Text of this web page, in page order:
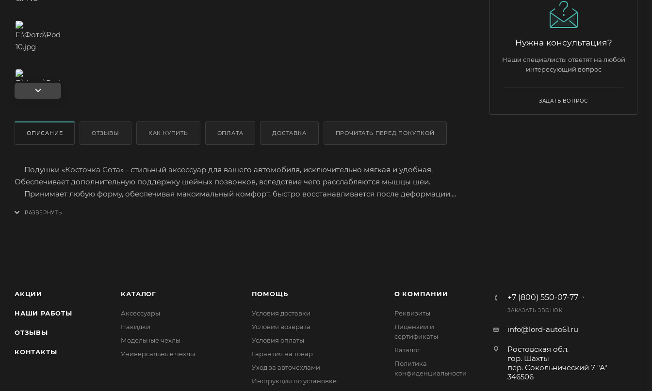
ОПИСАНИЕ ОТЗЫВЫ КАК КУПИТЬ ОПЛАТА ДОСТАВКА ПРОЧИТАТЬ ПЕРЕД ПОКУПКОЙ
Подушки «Косточка Сота» - стильный аксессуар для вашего автомобиля, исключительно мягкая и удобная.
Обеспечивает дополнительную поддержку шейных позвонков, вследствие чего расслабляются мышцы шеи.
Принимает любую форму, обеспечивая максимальный комфорт, быстро восстанавливается после деформации.
Нужна консультация?
Наши специалисты ответят на любой
интересующий вопрос
ЗАДАТЬ ВОПРОС
АКЦИИ
НАШИ РАБОТЫ
ОТЗЫВЫ
КОНТАКТЫ
КАТАЛОГ
Аксессуары
Накидки
Модельные чехлы
Универсальные чехлы
ПОМОЩЬ
Условия доставки
Условия возврата
Условия оплаты
Гарантия на товар
Уход за авточехлами
Инструкция по установке
О КОМПАНИИ
Реквизиты
Лицензии и
сертификаты
Каталог
Политика
конфиденциальности
+7 (800) 550-07-77
ЗАКАЗАТЬ ЗВОНОК
info@lord-auto61.ru
Ростовская обл.
гор. Шахты
пер. Сокольнический 7 "А"
346506